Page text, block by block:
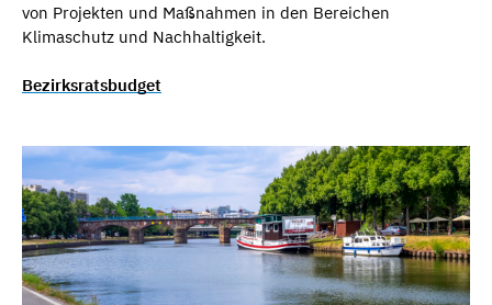
von Projekten und Maßnahmen in den Bereichen
Klimaschutz und Nachhaltigkeit.
Bezirksratsbudget